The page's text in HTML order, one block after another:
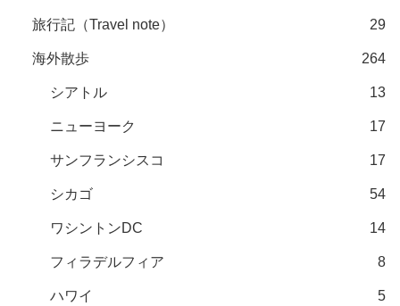
旅行記（Travel note） 29
海外散歩 264
シアトル 13
ニューヨーク 17
サンフランシスコ 17
シカゴ 54
ワシントンDC 14
フィラデルフィア 8
ハワイ 5